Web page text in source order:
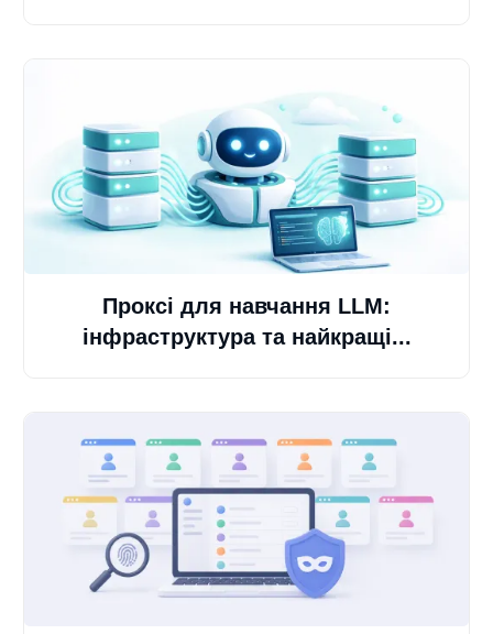
Проксі для навчання LLM:
інфраструктура та найкращі...